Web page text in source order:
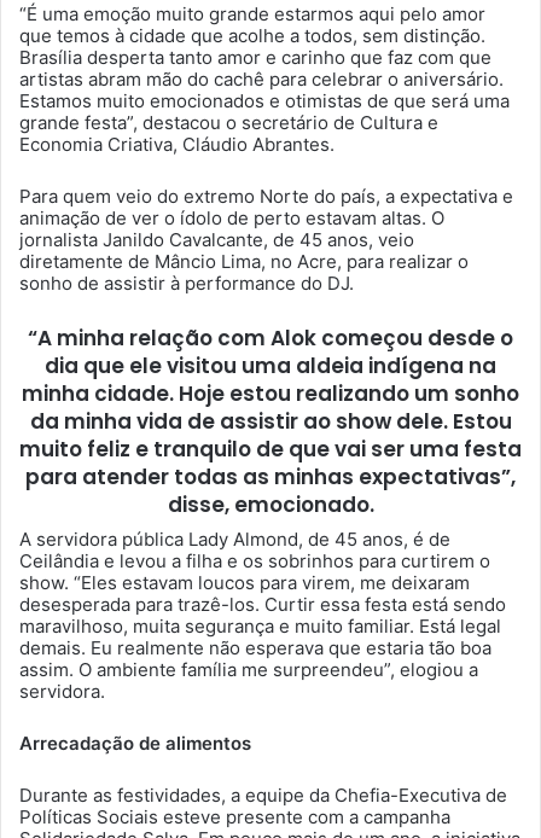
“É uma emoção muito grande estarmos aqui pelo amor
que temos à cidade que acolhe a todos, sem distinção.
Brasília desperta tanto amor e carinho que faz com que
artistas abram mão do cachê para celebrar o aniversário.
Estamos muito emocionados e otimistas de que será uma
grande festa”, destacou o secretário de Cultura e
Economia Criativa, Cláudio Abrantes.
Para quem veio do extremo Norte do país, a expectativa e
animação de ver o ídolo de perto estavam altas. O
jornalista Janildo Cavalcante, de 45 anos, veio
diretamente de Mâncio Lima, no Acre, para realizar o
sonho de assistir à performance do DJ.
“A minha relação com Alok começou desde o
dia que ele visitou uma aldeia indígena na
minha cidade. Hoje estou realizando um sonho
da minha vida de assistir ao show dele. Estou
muito feliz e tranquilo de que vai ser uma festa
para atender todas as minhas expectativas”,
disse, emocionado.
A servidora pública Lady Almond, de 45 anos, é de
Ceilândia e levou a filha e os sobrinhos para curtirem o
show. “Eles estavam loucos para virem, me deixaram
desesperada para trazê-los. Curtir essa festa está sendo
maravilhoso, muita segurança e muito familiar. Está legal
demais. Eu realmente não esperava que estaria tão boa
assim. O ambiente família me surpreendeu”, elogiou a
servidora.
Arrecadação de alimentos
Durante as festividades, a equipe da Chefia-Executiva de
Políticas Sociais esteve presente com a campanha